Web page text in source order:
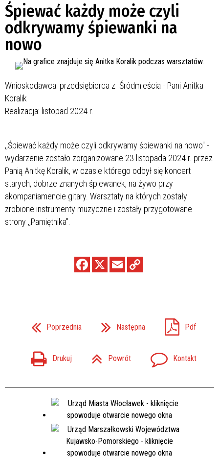
Śpiewać każdy może czyli
odkrywamy śpiewanki na
nowo
Wnioskodawca: przedsiębiorca z Śródmieścia - Pani Anitka
Koralik
Realizacja: listopad 2024 r.
,,Śpiewać każdy może czyli odkrywamy śpiewanki na nowo" -
wydarzenie zostało zorganizowane 23 listopada 2024 r. przez
Panią Anitkę Koralik, w czasie którego odbył się koncert
starych, dobrze znanych śpiewanek, na żywo przy
akompaniamencie gitary. Warsztaty na których zostały
zrobione instrumenty muzyczne i zostały przygotowane
strony ,,Pamiętnika".
Poprzednia Następna Pdf
Drukuj Powrót Kontakt